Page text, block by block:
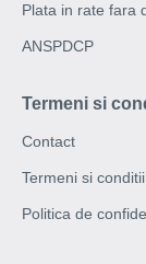
Plata in rate fara
ANSPDCP
Termeni si
Contact
Termeni si conditii
Politica de